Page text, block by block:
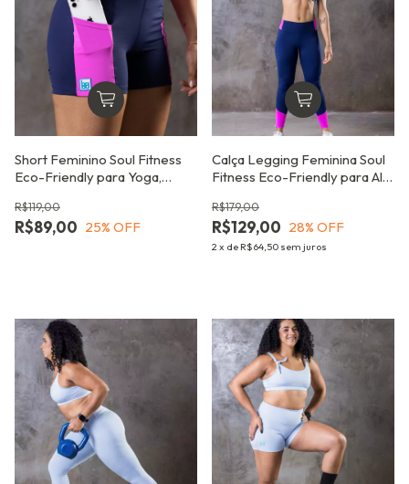
Short Feminino Soul Fitness
Eco-Friendly para Yoga,
Performance
R$89,00
R$119,00
25% OFF
Calça Legging Feminina Soul
Fitness Eco-Friendly para Alta
R$129,00
R$179,00
28% OFF
2 x de R$64,50 sem juros